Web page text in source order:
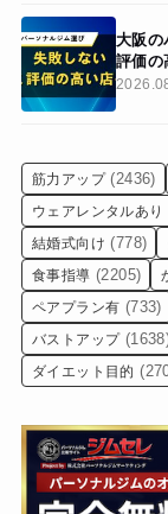
大阪の
評価の
筋力アップ (2436)
ウェアレンタルあり
結婚式向け (778)
食事指導 (2205)
ペアプラン有 (733)
バストアップ
ダイエット目的